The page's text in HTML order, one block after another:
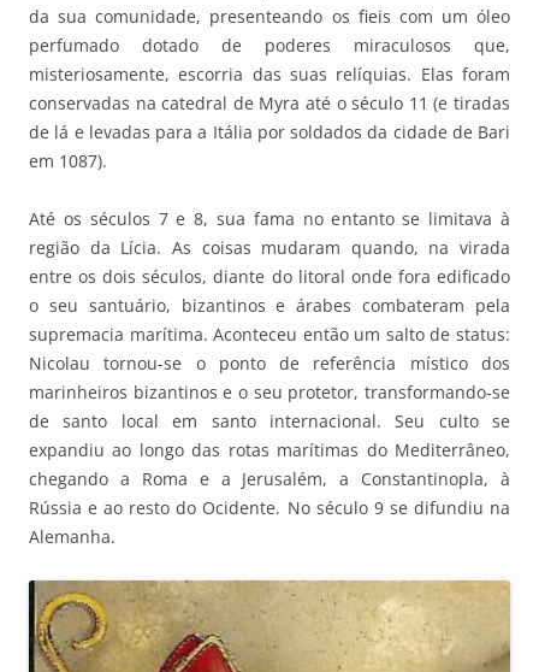
da sua comunidade, presenteando os fieis com um óleo
perfumado dotado de poderes miraculosos que,
misteriosamente, escorria das suas relíquias. Elas foram
conservadas na catedral de Myra até o século 11 (e tiradas
de lá e levadas para a Itália por soldados da cidade de Bari
em 1087).
Até os séculos 7 e 8, sua fama no entanto se limitava à
região da Lícia. As coisas mudaram quando, na virada
entre os dois séculos, diante do litoral onde fora edificado
o seu santuário, bizantinos e árabes combateram pela
supremacia marítima. Aconteceu então um salto de status:
Nicolau tornou-se o ponto de referência místico dos
marinheiros bizantinos e o seu protetor, transformando-se
de santo local em santo internacional. Seu culto se
expandiu ao longo das rotas marítimas do Mediterrâneo,
chegando a Roma e a Jerusalém, a Constantinopla, à
Rússia e ao resto do Ocidente. No século 9 se difundiu na
Alemanha.